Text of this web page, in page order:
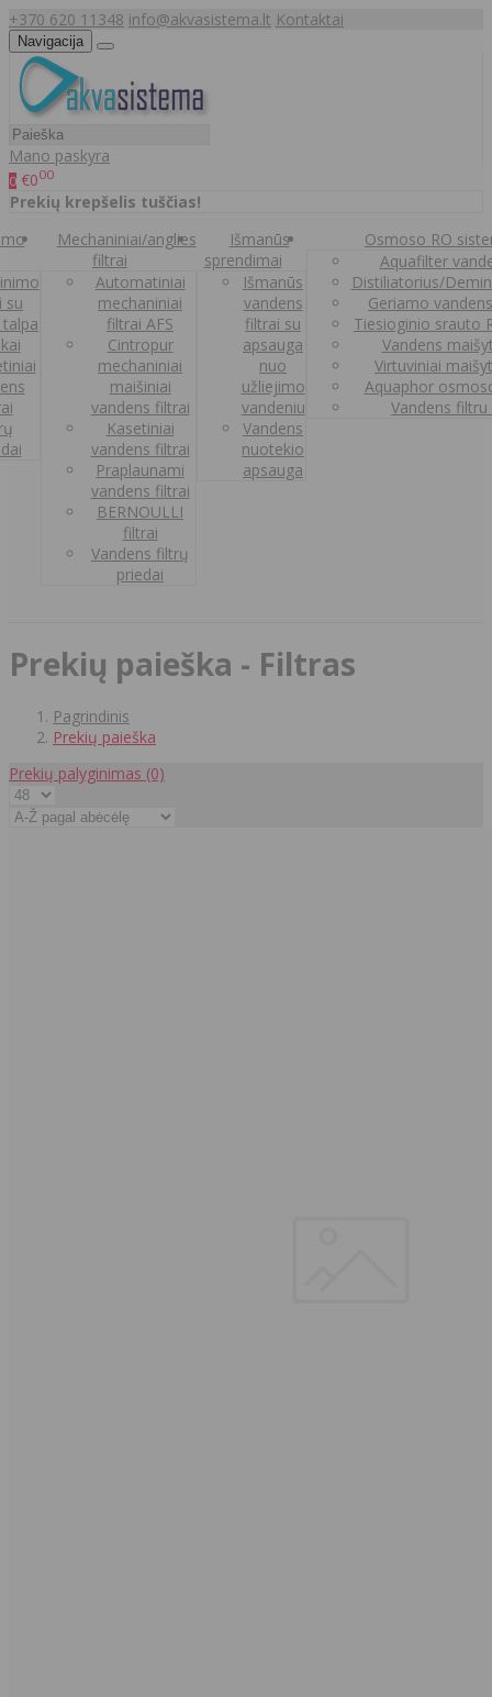
+370 620 11348 info@akvasistema.lt Kontaktai
Navigacija
Mano paskyra
0 €000
Prekių krepšelis tuščias!
su
Mechaniniai/anglies
filtrai
Automatiniai
mechaniniai
filtrai AFS
Cintropur
mechaniniai
maišiniai
vandens filtrai
Kasetiniai
vandens filtrai
Praplaunami
vandens filtrai
BERNOULLI
filtrai
Vandens filtrų
priedai
Išmanūs
sprendimai
Išmanūs
vandens
filtrai su
apsauga
nuo
užliejimo
vandeniu
Vandens
nuotekio
apsauga
Osmoso RO
Aquafilter
Distiliatorius/
Geriamo
Tiesioginio srauto
Vandens
Virtuviniai
Aquaphor
Vandens filtru
Prekių paieška - Filtras
Pagrindinis
Prekių paieška
Prekių palyginimas (0)